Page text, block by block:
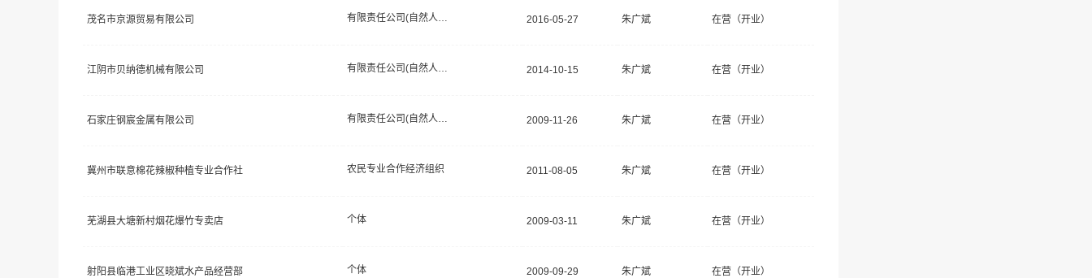
茂名市京源贸易有限公司 有限责任公司(自然人独资) 2016-05-27 朱广斌 在营（开业）
江阴市贝纳德机械有限公司 有限责任公司(自然人独资) 2014-10-15 朱广斌 在营（开业）
石家庄钢宸金属有限公司 有限责任公司(自然人投资或控股) 2009-11-26 朱广斌 在营（开业）
冀州市联意棉花辣椒种植专业合作社 农民专业合作经济组织 2011-08-05 朱广斌 在营（开业）
芜湖县大塘新村烟花爆竹专卖店 个体 2009-03-11 朱广斌 在营（开业）
射阳县临港工业区晓斌水产品经营部 个体 2009-09-29 朱广斌 在营（开业）